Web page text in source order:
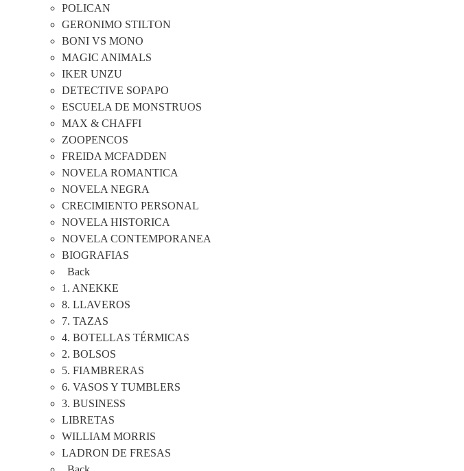
POLICAN
GERONIMO STILTON
BONI VS MONO
MAGIC ANIMALS
IKER UNZU
DETECTIVE SOPAPO
ESCUELA DE MONSTRUOS
MAX & CHAFFI
ZOOPENCOS
FREIDA MCFADDEN
NOVELA ROMANTICA
NOVELA NEGRA
CRECIMIENTO PERSONAL
NOVELA HISTORICA
NOVELA CONTEMPORANEA
BIOGRAFIAS
Back
1. ANEKKE
8. LLAVEROS
7. TAZAS
4. BOTELLAS TÉRMICAS
2. BOLSOS
5. FIAMBRERAS
6. VASOS Y TUMBLERS
3. BUSINESS
LIBRETAS
WILLIAM MORRIS
LADRON DE FRESAS